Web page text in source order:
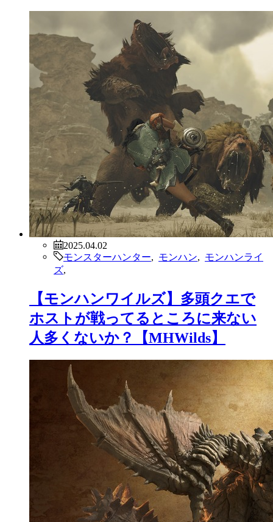
2025.04.02
モンスターハンター
モンハン
モンハンライ
ズ
【モンハンワイルズ】多頭クエで
ホストが戦ってるところに来ない
人多くないか？【MHWilds】